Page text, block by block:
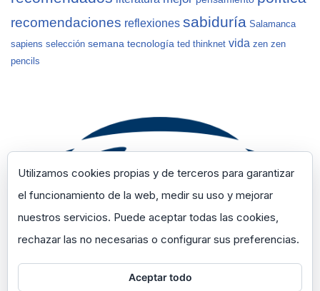
recomendaciones reflexiones sabiduría Salamanca
sapiens selección semana tecnología ted thinknet vida zen zen
pencils
Utilizamos cookies propias y de terceros para garantizar
el funcionamiento de la web, medir su uso y mejorar
nuestros servicios. Puede aceptar todas las cookies,
rechazar las no necesarias o configurar sus preferencias.
Aceptar todo